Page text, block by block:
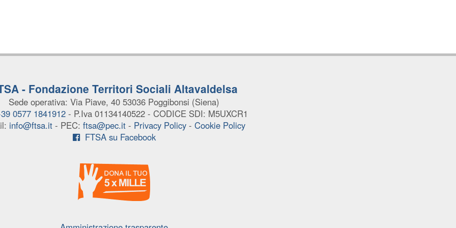
- Fondazione Territori Sociali Altavaldelsa
Sede operativa: Via Piave, 40 53036 Poggibonsi (Siena)
0577 1841912 - P.Iva 01134140522 - CODICE SDI: M5UXCR1
info@ftsa.it - PEC: ftsa@pec.it - Privacy Policy - Cookie Policy
FTSA su Facebook